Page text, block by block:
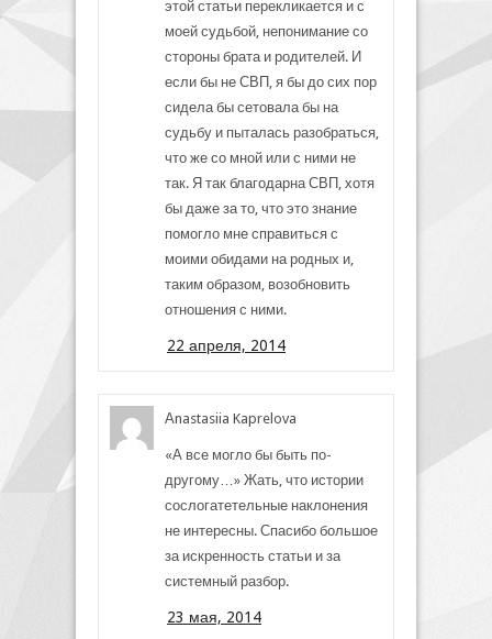
этой статьи перекликается и с
моей судьбой, непонимание со
стороны брата и родителей. И
если бы не СВП, я бы до сих пор
сидела бы сетовала бы на
судьбу и пыталась разобраться,
что же со мной или с ними не
так. Я так благодарна СВП, хотя
бы даже за то, что это знание
помогло мне справиться с
моими обидами на родных и,
таким образом, возобновить
отношения с ними.
22 апреля, 2014
Аnastasiia Kaprelova
«А все могло бы быть по-
другому…» Жать, что истории
сослогатетельные наклонения
не интересны. Спасибо большое
за искренность статьи и за
системный разбор.
23 мая, 2014